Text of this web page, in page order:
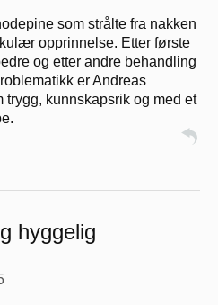
som strålte fra nakken
opprinnelse. Etter første
og etter andre behandling
er Andreas
trygg, kunnskapsrik og med et
hyggelig